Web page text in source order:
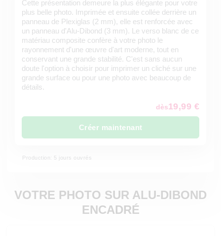
Cette présentation demeure la plus élégante pour votre
plus belle photo. Imprimée et ensuite collée derrière un
panneau de Plexiglas (2 mm), elle est renforcée avec
un panneau d'Alu-Dibond (3 mm). Le verso blanc de ce
matériau composite confère à votre photo le
rayonnement d'une œuvre d'art moderne, tout en
conservant une grande stabilité. C'est sans aucun
doute l'option à choisir pour imprimer un cliché sur une
grande surface ou pour une photo avec beaucoup de
détails.
dès19,99 €
Créer maintenant
Production: 5 jours ouvrés
VOTRE PHOTO SUR ALU-DIBOND
ENCADRÉ